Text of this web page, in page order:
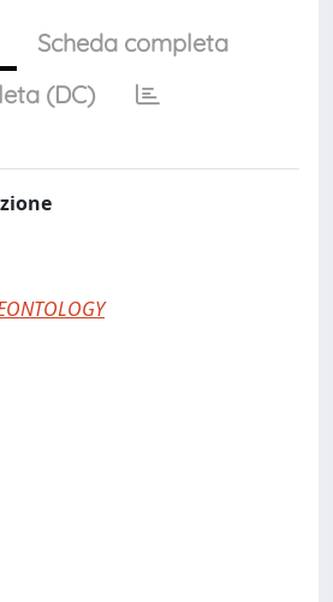
Scheda completa
(DC)